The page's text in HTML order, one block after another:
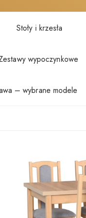
Stoły i krzesła
wypoczynkowe
– wybrane modele